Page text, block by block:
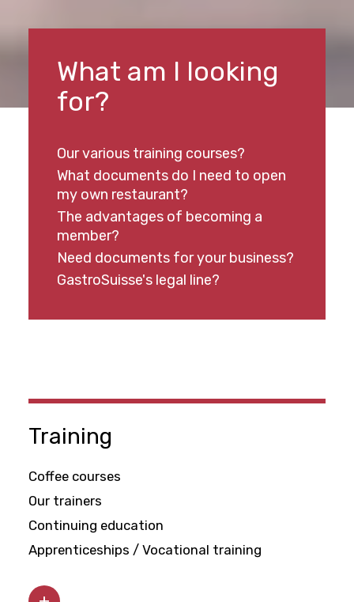
What am I looking
for?
Our various training courses?
What documents do I need to open
my own restaurant?
The advantages of becoming a
member?
Need documents for your business?
GastroSuisse's legal line?
Training
Coffee courses
Our trainers
Continuing education
Apprenticeships / Vocational training